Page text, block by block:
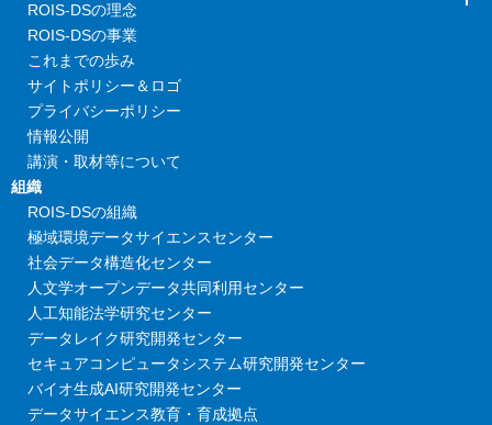
ROIS-DSの理念
ROIS-DSの事業
これまでの歩み
サイトポリシー＆ロゴ
プライバシーポリシー
情報公開
講演・取材等について
組織
ROIS-DSの組織
極域環境データサイエンスセンター
社会データ構造化センター
人文学オープンデータ共同利用センター
人工知能法学研究センター
データレイク研究開発センター
セキュアコンピュータシステム研究開発センター
バイオ生成AI研究開発センター
データサイエンス教育・育成拠点